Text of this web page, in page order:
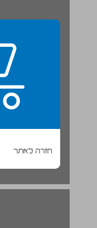
חזרה לאתר
העיר כשדה פעולה ... 19